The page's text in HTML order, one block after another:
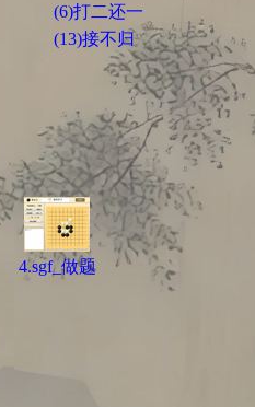
(6)打二还一
(13)接不归
4.sgf_做题